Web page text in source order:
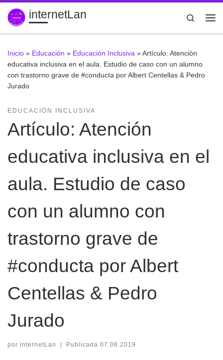
Saltar al contenido
internetLan Search
Inicio » Educación » Educación Inclusiva »Artículo: Atención
educativa inclusiva en el aula. Estudio de caso con un alumno
con trastorno grave de #conducta por Albert Centellas & Pedro
Jurado
EDUCACIÓN INCLUSIVA
Artículo: Atención
educativa inclusiva en el
aula. Estudio de caso
con un alumno con
trastorno grave de
#conducta por Albert
Centellas & Pedro
Jurado
por internetLan | Publicada 07.08.2019